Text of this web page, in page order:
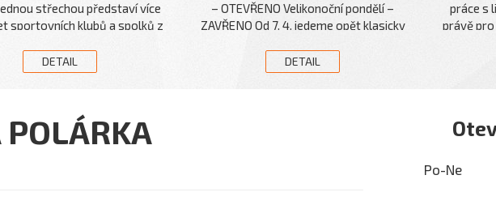
střechou představí více
sportovních klubů a spolků z
sporty, vyzkoušet si vybrané
a získat informace přímo od
18.30 hodin ve sportovní hale
Vstup na akci je zdarma.
DETAIL
– OTEVŘENO Velikonoční pondělí –
ZAVŘENO Od 7. 4. jedeme opět klasicky
Velikonoce plné pohody
DETAIL
práce s
právě
směny
časová
Po-Ne